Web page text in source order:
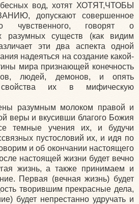
вод, хотят ХОТЯТ,ЧТОБЫ
допускают совершенное
чувственного, говорят о
разумных существ (как видим
эти два аспекта одной
надеяться на создание какой-
мира признающей конечность
людей, демонов, и опять
их в мифическую
разумным молоком правой и
веры и вкусивши благого Божия
темные учения их, и будучи
пустословий их, и идя по
и об окончании настоящего
настоящей жизни будет вечно
жизнь, а также принимаем и
Первая (вечная жизнь) будет
творившим прекрасные дела,
будет непрестанно удручать и